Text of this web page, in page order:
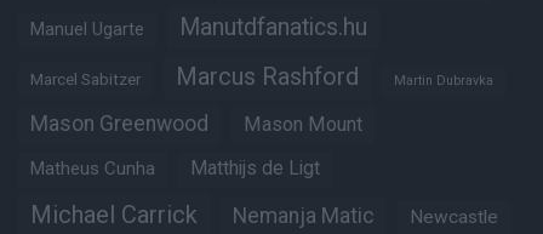
Manuel Ugarte Manutdfanatics.hu
Marcel Sabitzer Marcus Rashford Martin Dubravka
Mason Greenwood Mason Mount
Matheus Cunha Matthijs de Ligt
Michael Carrick Nemanja Matic Newcastle